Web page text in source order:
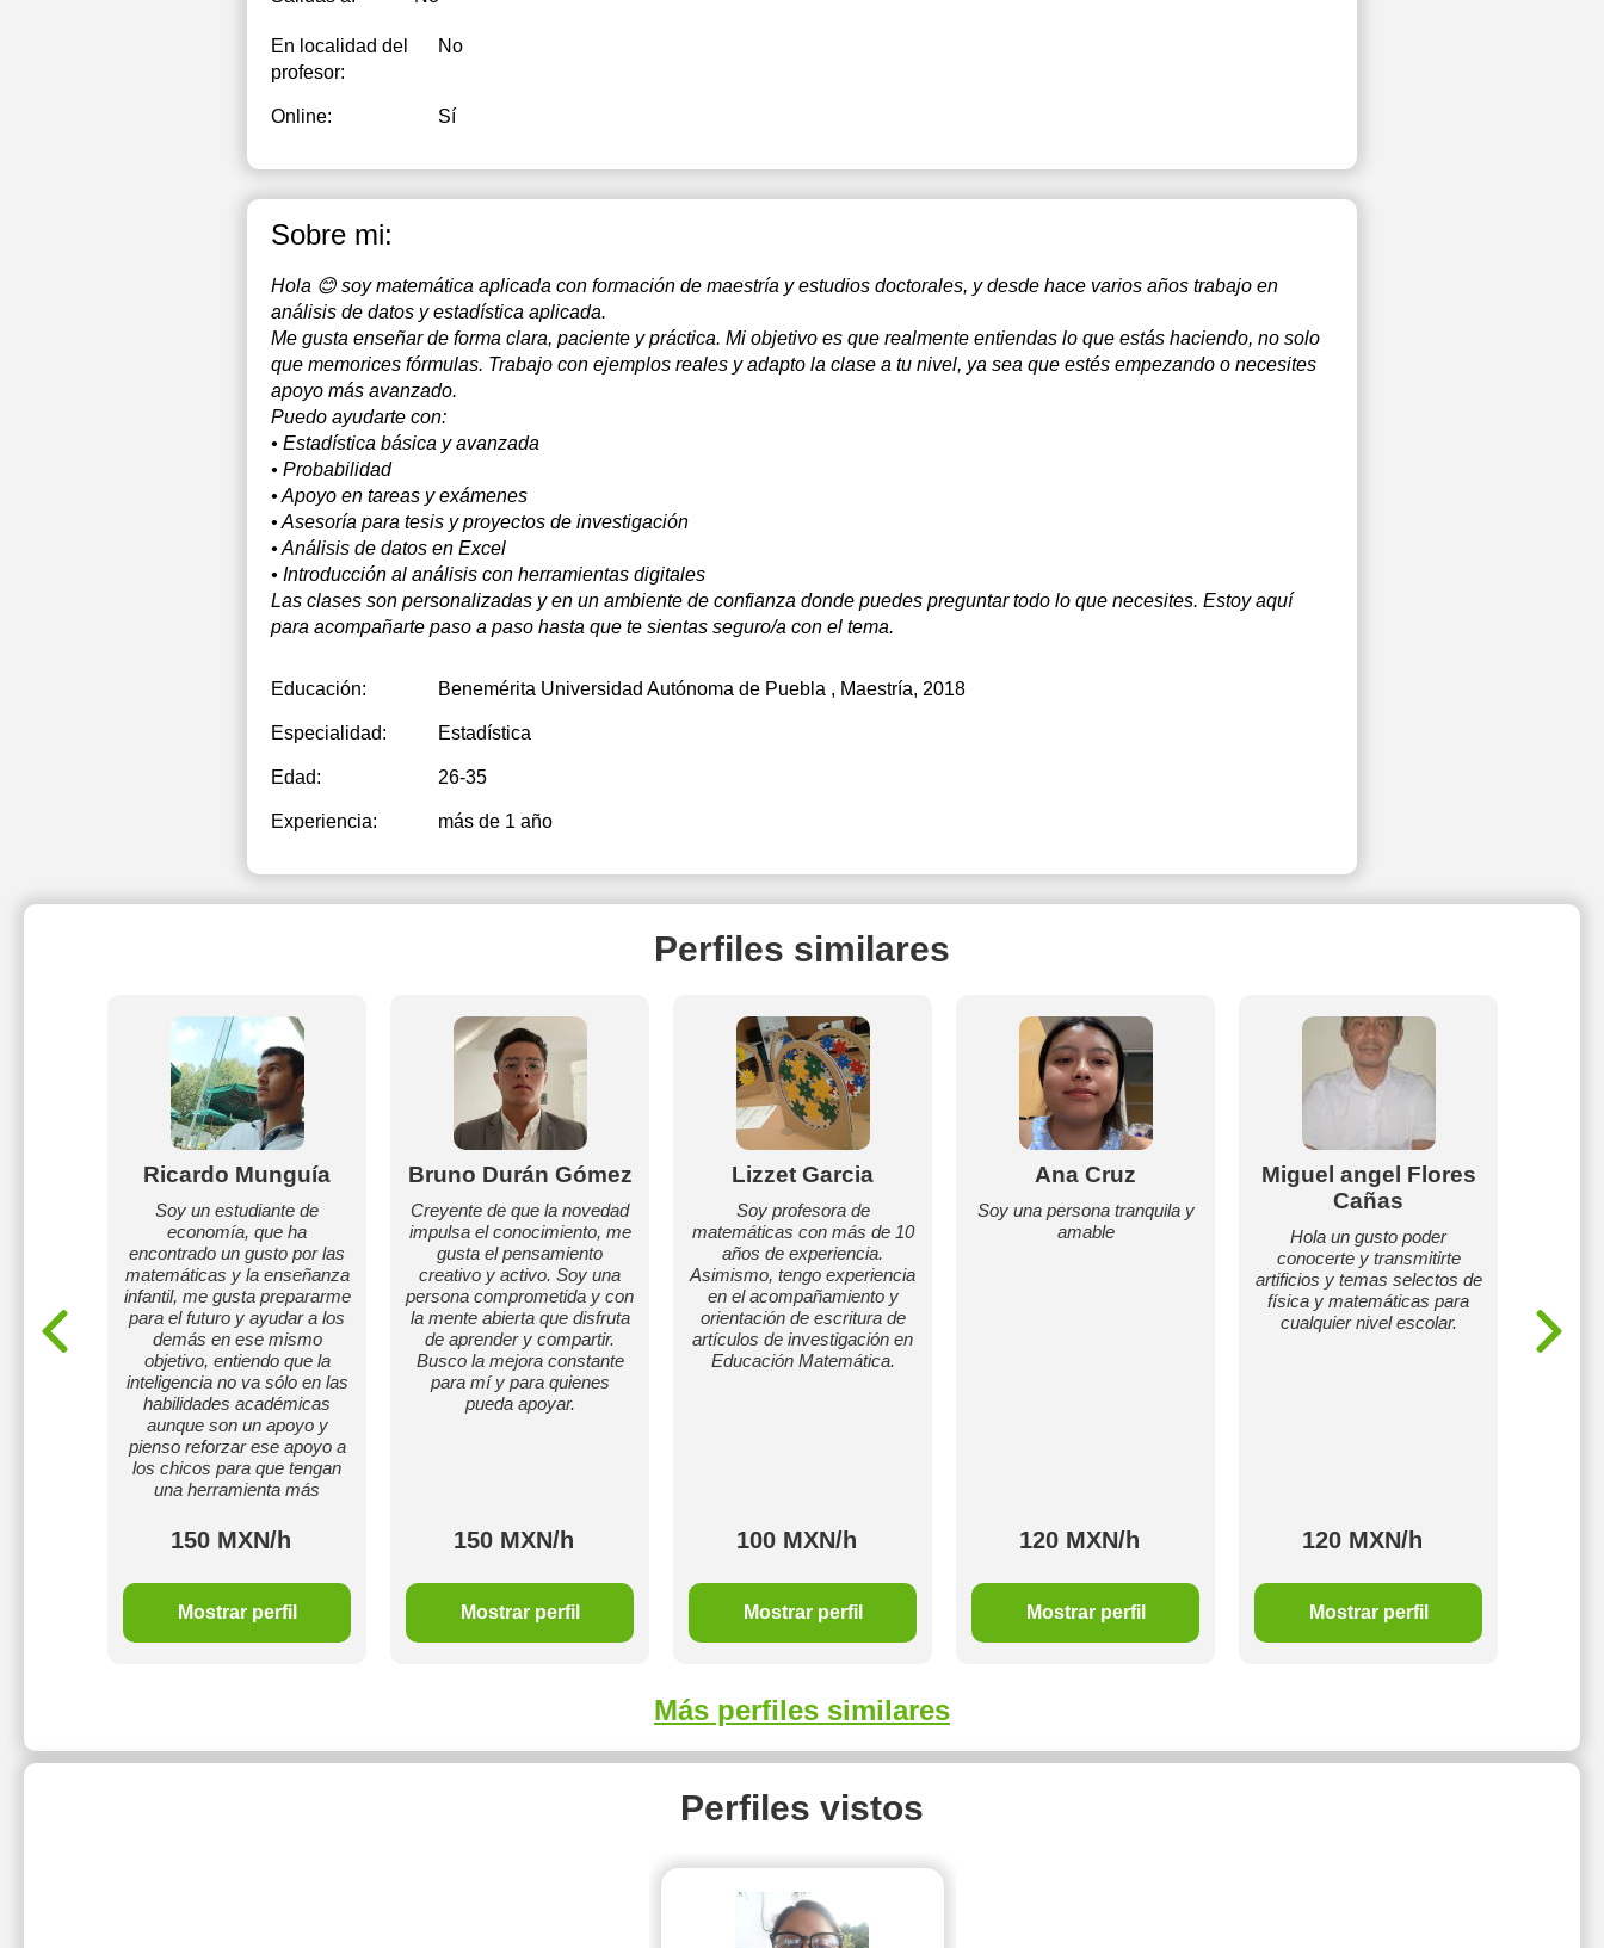
En localidad del
profesor:
No
Online: Sí
Sobre mi:
Hola 😊 soy matemática aplicada con formación de maestría y estudios doctorales, y desde hace varios años trabajo en
análisis de datos y estadística aplicada.
Me gusta enseñar de forma clara, paciente y práctica. Mi objetivo es que realmente entiendas lo que estás haciendo, no solo
que memorices fórmulas. Trabajo con ejemplos reales y adapto la clase a tu nivel, ya sea que estés empezando o necesites
apoyo más avanzado.
Puedo ayudarte con:
• Estadística básica y avanzada
• Probabilidad
• Apoyo en tareas y exámenes
• Asesoría para tesis y proyectos de investigación
• Análisis de datos en Excel
• Introducción al análisis con herramientas digitales
Las clases son personalizadas y en un ambiente de confianza donde puedes preguntar todo lo que necesites. Estoy aquí
para acompañarte paso a paso hasta que te sientas seguro/a con el tema.
Educación: Benemérita Universidad Autónoma de Puebla , Maestría, 2018
Especialidad: Estadística
Edad: 26-35
Experiencia: más de 1 año
Perfiles similares
a
en
Ricardo Munguía
Soy un estudiante de
economía, que ha
encontrado un gusto por las
matemáticas y la enseñanza
infantil, me gusta prepararme
para el futuro y ayudar a los
demás en ese mismo
objetivo, entiendo que la
inteligencia no va sólo en las
habilidades académicas
aunque son un apoyo y
pienso reforzar ese apoyo a
los chicos para que tengan
una herramienta más
150 MXN/h
Mostrar perfil
Bruno Durán Gómez
Creyente de que la novedad
impulsa el conocimiento, me
gusta el pensamiento
creativo y activo. Soy una
persona comprometida y con
la mente abierta que disfruta
de aprender y compartir.
Busco la mejora constante
para mí y para quienes
pueda apoyar.
150 MXN/h
Mostrar perfil
Lizzet Garcia
Soy profesora de
matemáticas con más de 10
años de experiencia.
Asimismo, tengo experiencia
en el acompañamiento y
orientación de escritura de
artículos de investigación en
Educación Matemática.
100 MXN/h
Mostrar perfil
Ana Cruz
Soy una persona tranquila y
amable
120 MXN/h
Mostrar perfil
Miguel angel Flores
Cañas
Hola un gusto poder
conocerte y transmitirte
artificios y temas selectos de
física y matemáticas para
cualquier nivel escolar.
120 MXN/h
Mostrar perfil
Más perfiles similares
Perfiles vistos